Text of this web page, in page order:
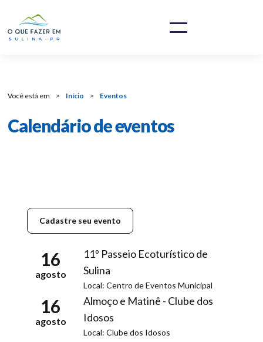
Você está em > Início > Eventos
Calendário de eventos
Cadastre seu evento
16
agosto
11º Passeio Ecoturístico de
Sulina
Local: Centro de Eventos Municipal
16
agosto
Almoço e Matinê - Clube dos
Idosos
Local: Clube dos Idosos